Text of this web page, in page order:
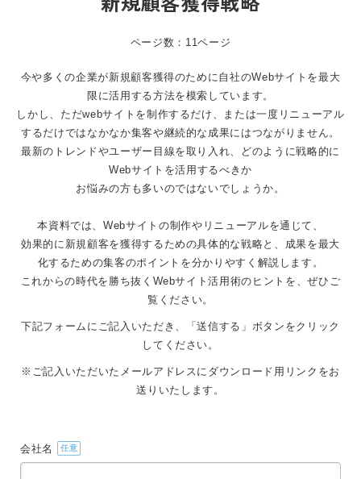
ページ数：11ページ
今や多くの企業が新規顧客獲得のために自社のWebサイトを最大
限に活用する方法を模索しています。
しかし、ただwebサイトを制作するだけ、または一度リニューアル
するだけではなかなか集客や継続的な成果にはつながりません。
最新のトレンドやユーザー目線を取り入れ、どのように戦略的に
Webサイトを活用するべきか
お悩みの方も多いのではないでしょうか。
本資料では、Webサイトの制作やリニューアルを通じて、
効果的に新規顧客を獲得するための具体的な戦略と、成果を最大
化するための集客のポイントを分かりやすく解説します。
これからの時代を勝ち抜くWebサイト活用術のヒントを、ぜひご
覧ください。
下記フォームにご記入いただき、
「送信する」ボタンをクリック
してください。
※ご記入いただいたメールアドレスにダウンロード用リンクをお
送りいたします。
会社名 任意